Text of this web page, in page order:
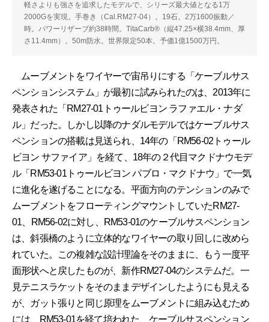
軽さよりも強さを追求したモデルで、シリーズ最大値となる1万
2000Gを実現。手巻き（Cal.RM27-04）。19石。2万1600振動／
時。パワーリザーブ約38時間。TitaCarb®（縦47.25×横38.4mm、厚
さ11.4mm）。50m防水。世界限定50本。予価1億1500万円。
ムーブメントをワイヤーで宙吊りにする「ケーブルサス
ペンションシステム」が最初に試みられたのは、2013年に
発表された「RM27-01トゥールビヨン ラファエル・ナダ
ル」だった。しかし以降のナダルモデルではケーブルサス
ペンションの搭載は見送られ、14年の「RM56-02トゥール
ビヨン サファイア」を経て、18年の２代目マクドナウモデ
ル「RM53-01トゥールビヨン パブロ・マクドナウ」で一気
に進化を遂げることになる。平面方向のテンションのみで
ムーブメントをフローティングマウントしていたRM27-
01、RM56-02に対し、RM53-01のケーブルサスペンション
は、斜張橋のように立体的なワイヤーの取り回しに改めら
れていた。この複雑な設計理論をそのままに、もう一度平
面形状へと戻したものが、新作RM27-04のシステムだ。一
見テニスラケットをそのままデザインしたようにも見える
が、ガット張りと同じ原理をムーブメントに組み込むため
には、RM53-01を経て培われた、ケーブルサスペンション